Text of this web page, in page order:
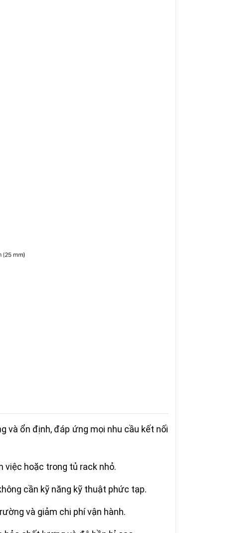
và ổn định, đáp ứng mọi nhu cầu kết nối
việc hoặc trong tủ rack nhỏ.
cần kỹ năng kỹ thuật phức tạp.
và giảm chi phí vận hành.